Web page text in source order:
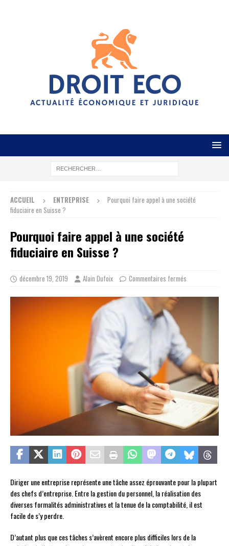
ACCUEIL ENTREPRISE
Pourquoi faire appel à une société
fiduciaire en Suisse ?
Pourquoi faire appel à une société
fiduciaire en Suisse ?
décembre 19, 2019 Alain Dufoix Commentaires fermés
Diriger une entreprise représente une tâche assez éprouvante pour la plupart
des chefs d’entreprise. Entre la gestion du personnel, la réalisation des
diverses formalités administratives et la tenue de la comptabilité, il est
facile de s’y perdre.
D’autant plus que ces tâches s’avèrent encore plus difficiles lors de la